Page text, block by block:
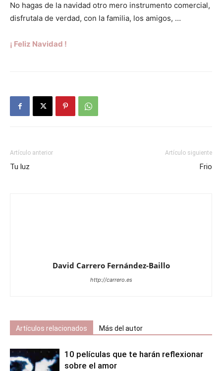
No hagas de la navidad otro mero instrumento comercial,
disfrutala de verdad, con la familia, los amigos, …
¡ Feliz Navidad !
Artículo anterior
Tu luz
Artículo siguiente
Frio
David Carrero Fernández-Baillo
http://carrero.es
Artículos relacionados Más del autor
10 películas que te harán reflexionar
sobre el amor